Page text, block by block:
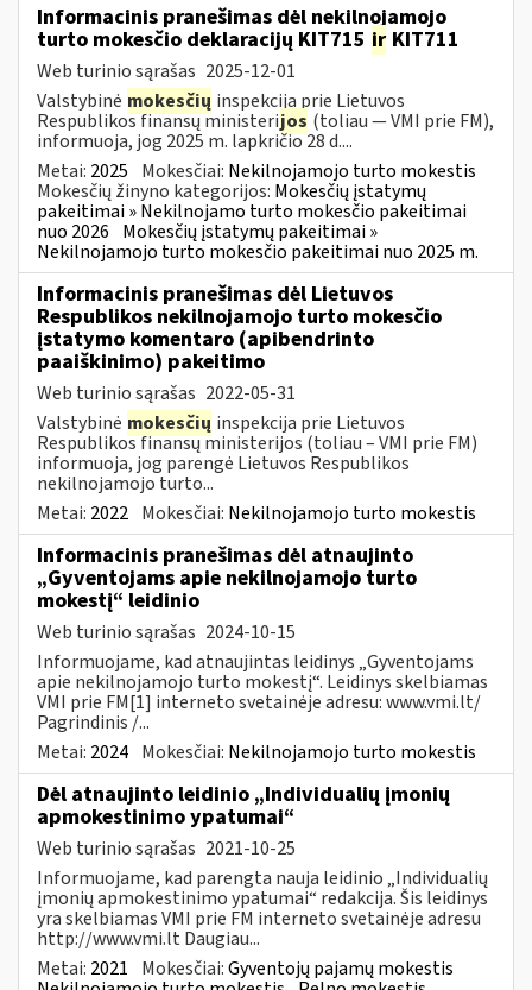
Informacinis pranešimas dėl nekilnojamojo
turto mokesčio deklaracijų KIT715 ir KIT711
Web turinio sąrašas 2025-12-01
Valstybinė mokesčių inspekcija prie Lietuvos
Respublikos finansų ministerijos (toliau — VMI prie FM),
informuoja, jog 2025 m. lapkričio 28 d....
Metai: 2025 Mokesčiai: Nekilnojamojo turto mokestis
Mokesčių žinyno kategorijos: Mokesčių įstatymų
pakeitimai » Nekilnojamo turto mokesčio pakeitimai
nuo 2026 Mokesčių įstatymų pakeitimai »
Nekilnojamojo turto mokesčio pakeitimai nuo 2025 m.
Informacinis pranešimas dėl Lietuvos
Respublikos nekilnojamojo turto mokesčio
įstatymo komentaro (apibendrinto
paaiškinimo) pakeitimo
Web turinio sąrašas 2022-05-31
Valstybinė mokesčių inspekcija prie Lietuvos
Respublikos finansų ministerijos (toliau – VMI prie FM)
informuoja, jog parengė Lietuvos Respublikos
nekilnojamojo turto...
Metai: 2022 Mokesčiai: Nekilnojamojo turto mokestis
Informacinis pranešimas dėl atnaujinto
„Gyventojams apie nekilnojamojo turto
mokestį“ leidinio
Web turinio sąrašas 2024-10-15
Informuojame, kad atnaujintas leidinys „Gyventojams
apie nekilnojamojo turto mokestį“. Leidinys skelbiamas
VMI prie FM[1] interneto svetainėje adresu: www.vmi.lt/
Pagrindinis /...
Metai: 2024 Mokesčiai: Nekilnojamojo turto mokestis
Dėl atnaujinto leidinio „Individualių įmonių
apmokestinimo ypatumai“
Web turinio sąrašas 2021-10-25
Informuojame, kad parengta nauja leidinio „Individualių
įmonių apmokestinimo ypatumai“ redakcija. Šis leidinys
yra skelbiamas VMI prie FM interneto svetainėje adresu
http://www.vmi.lt Daugiau...
Metai: 2021 Mokesčiai:Gyventojų pajamų mokestis